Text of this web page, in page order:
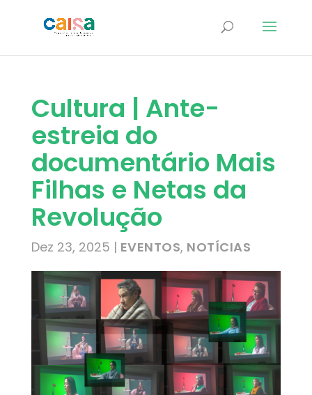
Cultura | Ante-
estreia do
documentário Mais
Filhas e Netas da
Revolução
Dez 23, 2025 | EVENTOS, NOTÍCIAS